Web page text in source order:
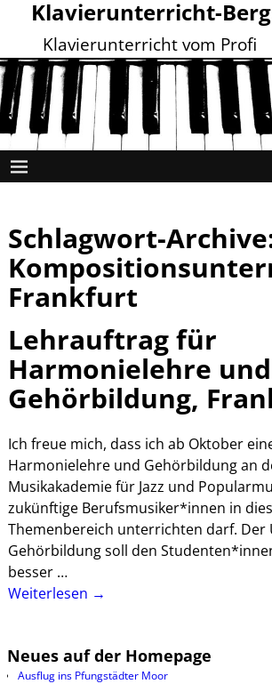
Klavierunterricht-
Klavierunterricht vom Profi
Schlagwort-
Frankfurt
Lehrauftrag für
Harmonielehre und
Gehörbildung,
Ich freue mich, dass ich ab Oktober
Harmonielehre und Gehörbildung an
Musikakademie für Jazz und
zukünftige Berufsmusiker*innen in
Themenbereich unterrichten darf. Der
Gehörbildung soll den
besser …
Weiterlesen →
Neues auf der Homepage
Ausflug ins Pfungstädter Moor